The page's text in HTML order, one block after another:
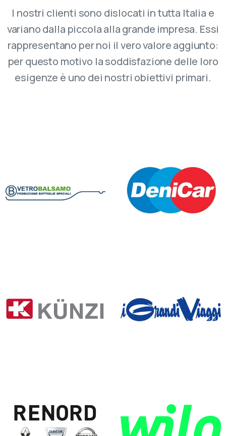
I nostri clienti sono dislocati in tutta Italia e
variano dalla piccola alla grande impresa. Essi
rappresentano per noi il vero valore aggiunto:
per questo motivo la soddisfazione delle loro
esigenze è uno dei nostri obiettivi primari.